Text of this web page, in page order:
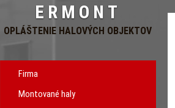
ERMONT
OPLÁŠTENIE HALOVÝCH OBJEKTOV
Firma
Montované haly